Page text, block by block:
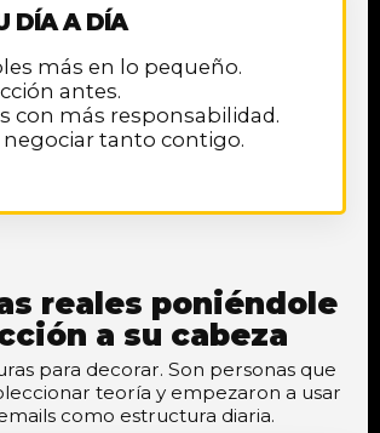
DÍA A DÍA
más en lo pequeño.
antes.
con más responsabilidad.
negociar tanto contigo.
reales poniéndole
a su cabeza
para decorar. Son personas que
teoría y empezaron a usar
como estructura diaria.